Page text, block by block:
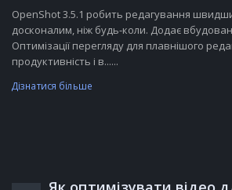
OpenShot 3.5.1 робить редагування
досконалим, ніж будь-коли. Додає
Оптимізації перегляду для плавнішого
продуктивність і в......
Дізнатися більше